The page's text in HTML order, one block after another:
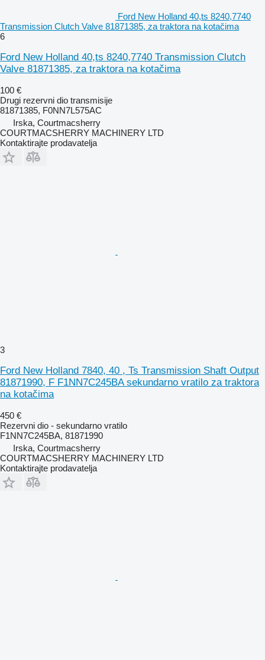
Ford New Holland 40,ts 8240,7740
Transmission Clutch Valve 81871385, za traktora na kotačima
6
Ford New Holland 40,ts 8240,7740 Transmission Clutch
Valve 81871385, za traktora na kotačima
100 €
Drugi rezervni dio transmisije
81871385, F0NN7L575AC
Irska, Courtmacsherry
COURTMACSHERRY MACHINERY LTD
Kontaktirajte prodavatelja
3
Ford New Holland 7840, 40 , Ts Transmission Shaft Output
81871990, F F1NN7C245BA sekundarno vratilo za traktora
na kotačima
450 €
Rezervni dio - sekundarno vratilo
F1NN7C245BA, 81871990
Irska, Courtmacsherry
COURTMACSHERRY MACHINERY LTD
Kontaktirajte prodavatelja